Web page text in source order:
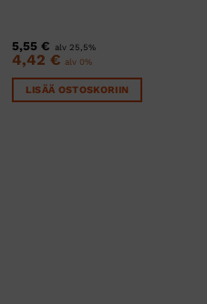
5,55 € alv 25,5%
4,42 € alv 0%
LISÄÄ OSTOSKORIIN